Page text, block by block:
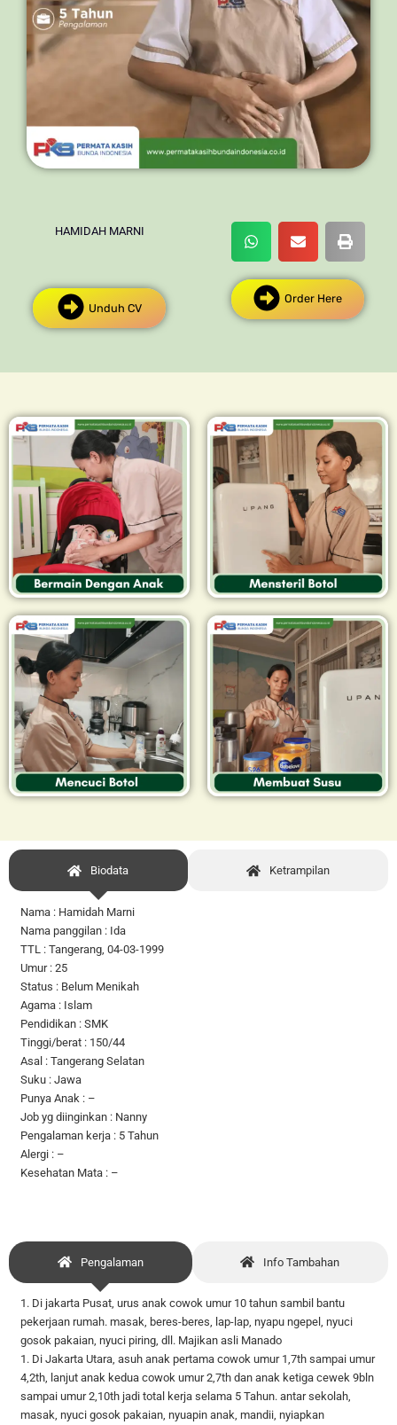
HAMIDAH MARNI
Unduh CV
Order Here
Biodata Ketrampilan
Nama : Hamidah Marni
Nama panggilan : Ida
TTL : Tangerang, 04-03-1999
Umur : 25
Status : Belum Menikah
Agama : Islam
Pendidikan : SMK
Tinggi/berat : 150/44
Asal : Tangerang Selatan
Suku : Jawa
Punya Anak : –
Job yg diinginkan : Nanny
Pengalaman kerja : 5 Tahun
Alergi : –
Kesehatan Mata : –
Pengalaman Info Tambahan
1. Di jakarta Pusat, urus anak cowok umur 10 tahun sambil bantu
pekerjaan rumah. masak, beres-beres, lap-lap, nyapu ngepel, nyuci
gosok pakaian, nyuci piring, dll. Majikan asli Manado
1. Di Jakarta Utara, asuh anak pertama cowok umur 1,7th sampai umur
4,2th, lanjut anak kedua cowok umur 2,7th dan anak ketiga cewek 9bln
sampai umur 2,10th jadi total kerja selama 5 Tahun. antar sekolah,
masak, nyuci gosok pakaian, nyuapin anak, mandii, nyiapkan